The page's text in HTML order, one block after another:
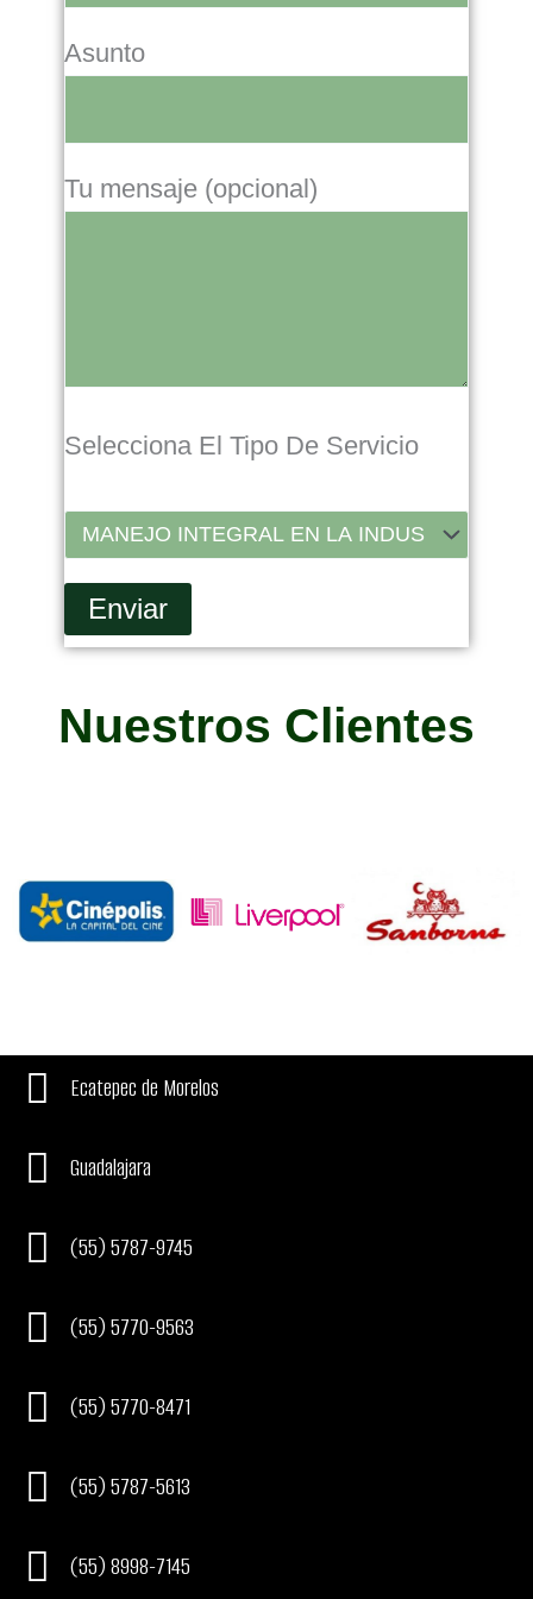
Asunto
Tu mensaje (opcional)
Selecciona El Tipo De Servicio
Nuestros Clientes
Ecatepec de Morelos
Guadalajara
(55) 5787-9745
(55) 5770-9563
(55) 5770-8471
(55) 5787-5613
(55) 8998-7145